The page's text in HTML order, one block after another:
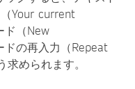
Your current
ド（New
の再入力（Repeat
められます。